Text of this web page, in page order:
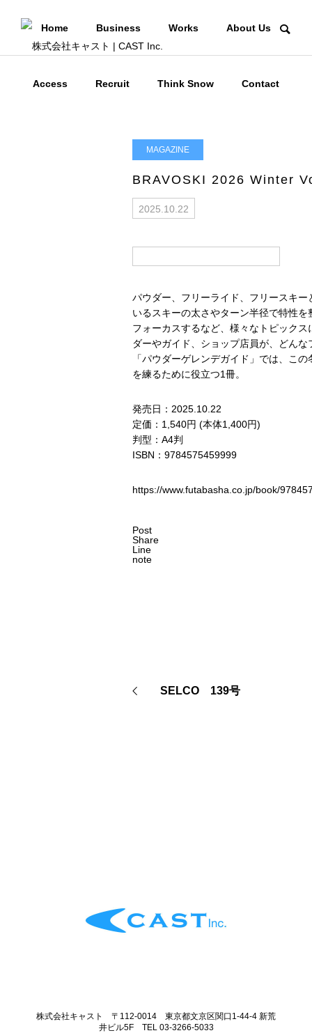
Home Business Works About Us
Access Recruit Think Snow Contact
MAGAZINE
BRAVOSKI 2026 Winter
2025.10.22
パウダー、フリーライド、フリースキ
いるスキーの太さやターン半径で特性
フォーカスするなど、様々なトピック
ダーやガイド、ショップ店員が、どん
「パウダーゲレンデガイド」では、こ
を練るために役立つ1冊。
発売日：2025.10.22
定価：1,540円 (本体1,400円)
判型：A4判
ISBN：9784575459999
https://www.futabasha.co.jp/book/
Post
Share
Line
note
SELCO 139号
株式会社キャスト 〒112-0014 東京都文京区関口1-44-4 新荒
井ビル5F TEL 03-3266-5033